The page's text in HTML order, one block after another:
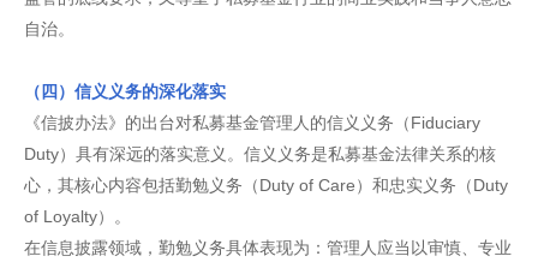
自治。
（四）信义义务的深化落实
《信披办法》的出台对私募基金管理人的信义义务（Fiduciary
Duty）具有深远的落实意义。信义义务是私募基金法律关系的核
心，其核心内容包括勤勉义务（Duty of Care）和忠实义务（Duty
of Loyalty）。
在信息披露领域，勤勉义务具体表现为：管理人应当以审慎、专业